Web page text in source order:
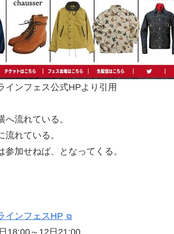
インフェス公式HPより引用
へ流れている。
流れている。
参加せねば、となってくる。
インフェスHP